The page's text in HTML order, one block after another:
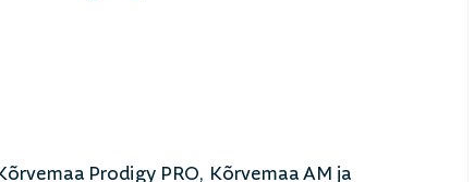
Prodigy PRO, Kõrvemaa AM ja